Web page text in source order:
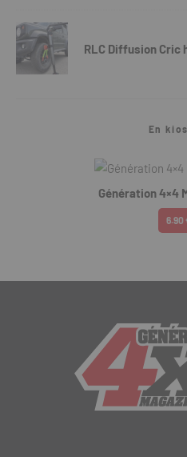
RLC Diffusion Cric
En
Génération 4×4
6.90